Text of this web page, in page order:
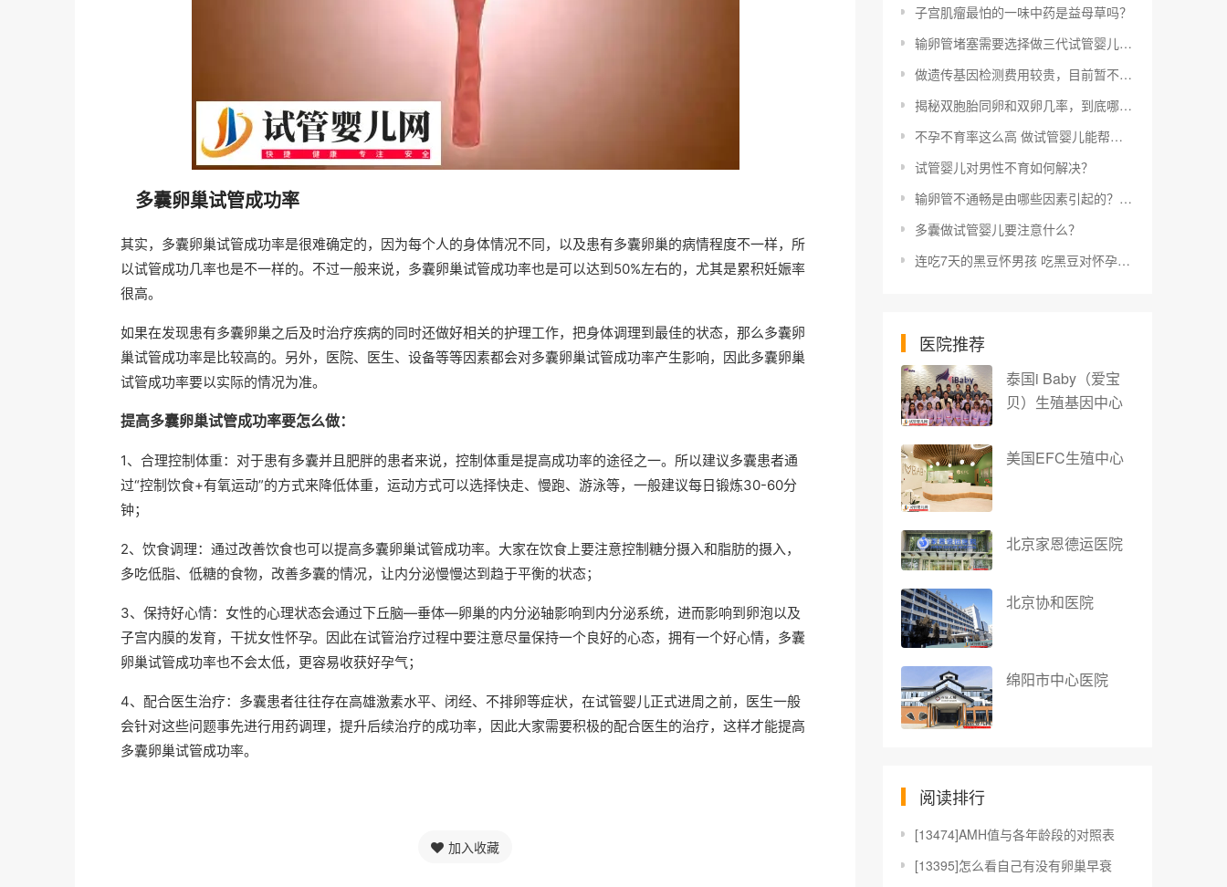
多囊卵巢试管成功率
其实，多囊卵巢试管成功率是很难确定的，因为每个人的身体情况不同，以及患有多囊卵巢的病情程度不一样，所
以试管成功几率也是不一样的。不过一般来说，多囊卵巢试管成功率也是可以达到50%左右的，尤其是累积妊娠率
很高。
如果在发现患有多囊卵巢之后及时治疗疾病的同时还做好相关的护理工作，把身体调理到最佳的状态，那么多囊卵
巢试管成功率是比较高的。另外，医院、医生、设备等等因素都会对多囊卵巢试管成功率产生影响，因此多囊卵巢
试管成功率要以实际的情况为准。
提高多囊卵巢试管成功率要怎么做：
1、合理控制体重：对于患有多囊并且肥胖的患者来说，控制体重是提高成功率的途径之一。所以建议多囊患者通
过“控制饮食+有氧运动”的方式来降低体重，运动方式可以选择快走、慢跑、游泳等，一般建议每日锻炼30-60分
钟；
2、饮食调理：通过改善饮食也可以提高多囊卵巢试管成功率。大家在饮食上要注意控制糖分摄入和脂肪的摄入，
多吃低脂、低糖的食物，改善多囊的情况，让内分泌慢慢达到趋于平衡的状态；
3、保持好心情：女性的心理状态会通过下丘脑—垂体—卵巢的内分泌轴影响到内分泌系统，进而影响到卵泡以及
子宫内膜的发育，干扰女性怀孕。因此在试管治疗过程中要注意尽量保持一个良好的心态，拥有一个好心情，多囊
卵巢试管成功率也不会太低，更容易收获好孕气；
4、配合医生治疗：多囊患者往往存在高雄激素水平、闭经、不排卵等症状，在试管婴儿正式进周之前，医生一般
会针对这些问题事先进行用药调理，提升后续治疗的成功率，因此大家需要积极的配合医生的治疗，这样才能提高
多囊卵巢试管成功率。
加入收藏
子宫肌瘤最怕的一味中药是益母草吗？
输卵管堵塞需要选择做三代试管婴儿吗？
做遗传基因检测费用较贵，目前暂不能医保报销需自费
揭秘双胞胎同卵和双卵几率，到底哪个概率大看完明白
不孕不育率这么高 做试管婴儿能帮助不孕人群吗
试管婴儿对男性不育如何解决？
输卵管不通畅是由哪些因素引起的？做试管婴儿还有可能怀孕吗？
多囊做试管婴儿要注意什么？
连吃7天的黑豆怀男孩 吃黑豆对怀孕有帮助吗
医院推荐
泰国i Baby（爱宝
贝）生殖基因中心
美国EFC生殖中心
北京家恩德运医院
北京协和医院
绵阳市中心医院
阅读排行
[13474]AMH值与各年龄段的对照表
[13395]怎么看自己有没有卵巢早衰